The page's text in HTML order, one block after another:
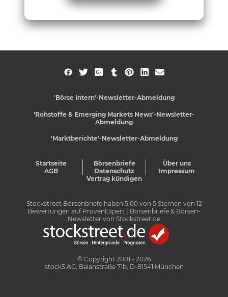
'Börse Intern'-Newsletter-Abmeldung
'Rohstoffe & Emerging Markets News'-Newsletter-
Abmeldung
'Marktberichte'-Newsletter-Abmeldung
Startseite Börsenbriefe
Über uns
AGB
Datenschutz
Impressum
Vertrag kündigen
Stockstreet Börsenbriefe haben 5,00von 5Sternen von 12
Bewertungen auf ProvenExpert
| Börsenbriefe & Börsen-
Newsletter von Stockstreet.de
© Copyright 2001 - 2026
stock3 AG, Balanstraße 71b, D-81541 München